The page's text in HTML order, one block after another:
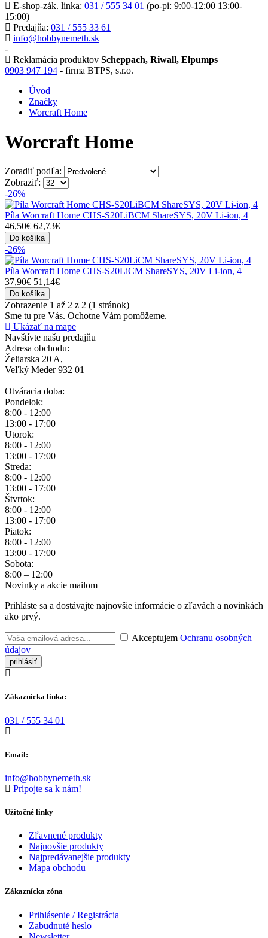
E-shop-zák. linka: 031 / 555 34 01 (po-pi: 9:00-12:00 13:00-
15:00)
Predajňa: 031 / 555 33 61
info@hobbynemeth.sk
-
Reklamácia produktov Scheppach, Riwall, Elpumps
0903 947 194 - firma BTPS, s.r.o.
Úvod
Značky
Worcraft Home
Worcraft Home
Zoradiť podľa:
Zobraziť:
-26%
Píla Worcraft Home CHS-S20LiBCM ShareSYS, 20V Li-ion, 4
46,50€ 62,73€
Do košíka
-26%
Píla Worcraft Home CHS-S20LiCM ShareSYS, 20V Li-ion, 4
37,90€ 51,14€
Do košíka
Zobrazenie 1 až 2 z 2 (1 stránok)
Sme tu pre Vás. Ochotne Vám pomôžeme.
Ukázať na mape
Navštívte našu predajňu
Adresa obchodu:
Želiarska 20 A,
Veľký Meder 932 01
Otváracia doba:
Pondelok:
8:00 - 12:00
13:00 - 17:00
Utorok:
8:00 - 12:00
13:00 - 17:00
Streda:
8:00 - 12:00
13:00 - 17:00
Štvrtok:
8:00 - 12:00
13:00 - 17:00
Piatok:
8:00 - 12:00
13:00 - 17:00
Sobota:
8:00 – 12:00
Novinky a akcie mailom
Prihláste sa a dostávajte najnovšie informácie o zľavách a novinkách
ako prvý.
Akceptujem Ochranu osobných
údajov
Zákaznícka linka:
031 / 555 34 01
Email:
info@hobbynemeth.sk
Pripojte sa k nám!
Užitočné linky
Zľavnené produkty
Najnovšie produkty
Najpredávanejšie produkty
Mapa obchodu
Zákaznícka zóna
Prihlásenie / Registrácia
Zabudnuté heslo